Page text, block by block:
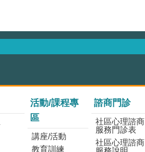
活動/課程專
區
講座/活動
教育訓練
諮商門診
社區心理諮商
服務門診表
社區心理諮商